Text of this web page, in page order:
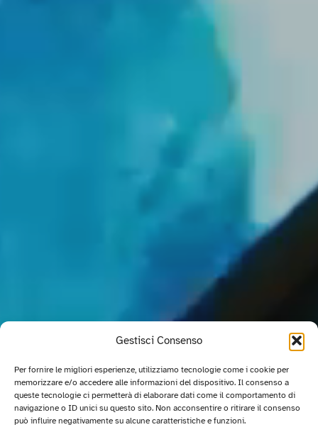
Gestisci Consenso
Per fornire le migliori esperienze, utilizziamo tecnologie come i cookie per
memorizzare e/o accedere alle informazioni del dispositivo. Il consenso a
queste tecnologie ci permetterà di elaborare dati come il comportamento di
navigazione o ID unici su questo sito. Non acconsentire o ritirare il consenso
può influire negativamente su alcune caratteristiche e funzioni.